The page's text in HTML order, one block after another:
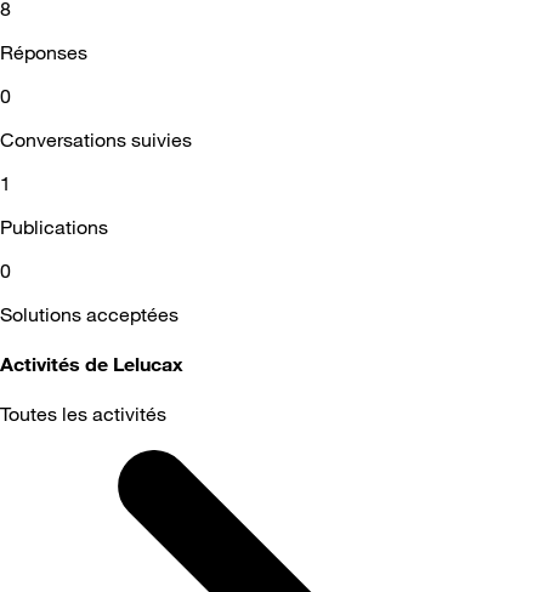
8
Réponses
0
Conversations suivies
1
Publications
0
Solutions acceptées
Activités de Lelucax
Toutes les activités